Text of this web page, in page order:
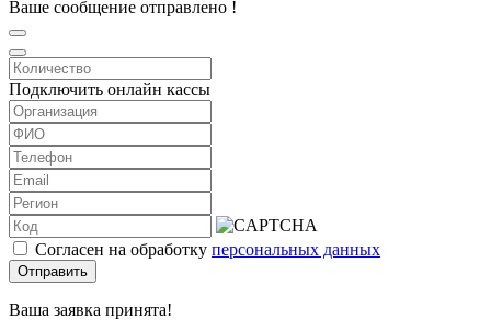
Ваше сообщение отправлено !
Подключить онлайн кассы
Согласен на обработку персональных данных
Отправить
Ваша заявка принята!